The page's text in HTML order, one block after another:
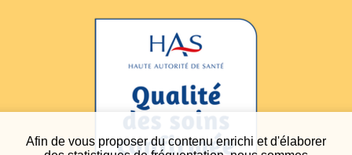
Afin de vous proposer du contenu enrichi et d'élaborer